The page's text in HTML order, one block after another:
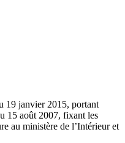
19 janvier 2015, portant
15 août 2007, fixant les
au ministère de l’Intérieur et